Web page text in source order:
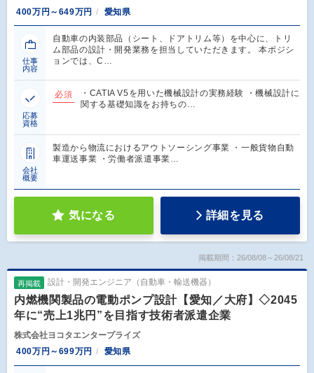
400万円～649万円 愛知県
仕事
内容
自動車の内装部品（シート、ドアトリム等）を中心に、トリ
ム部品の設計・開発業務を担当していただきます。 本ポジシ
ョンでは、C…
応募
資格
必須
・CATIA V5を用いた機械設計の実務経験 ・機械設計に
関する基礎知識をお持ちの…
会社
概要
製造から物流におけるアウトソーシング事業 ・一般貨物自動
車運送事業 ・労働者派遣事業…
気になる 詳細を見る
掲載期間：26/08/08～26/08/21
再掲載 設計・開発エンジニア（自動車・輸送機器）
内燃機関製品の電動ポンプ設計【愛知／大府】◇2045
年に“売上1兆円”を目指す技術者派遣企業
株式会社ヨコタエンタープライズ
400万円～699万円
愛知県